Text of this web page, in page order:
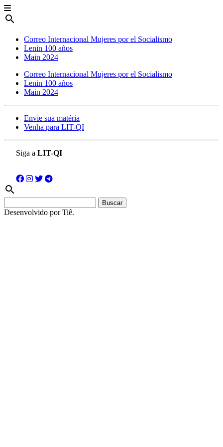
search
Correo Internacional Mujeres por el Socialismo
Lenin 100 años
Main 2024
Correo Internacional Mujeres por el Socialismo
Lenin 100 años
Main 2024
Envie sua matéria
Venha para LIT-QI
Siga a LIT-QI
search
Desenvolvido por Tiê.